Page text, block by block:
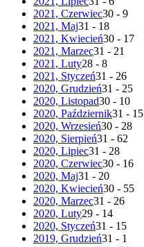
2021, Czerwiec30 - 9
2021, Maj31 - 18
2021, Kwiecień30 - 17
2021, Marzec31 - 21
2021, Luty28 - 8
2021, Styczeń31 - 26
2020, Grudzień31 - 25
2020, Listopad30 - 10
2020, Październik31 - 15
2020, Wrzesień30 - 28
2020, Sierpień31 - 62
2020, Lipiec31 - 28
2020, Czerwiec30 - 16
2020, Maj31 - 20
2020, Kwiecień30 - 55
2020, Marzec31 - 26
2020, Luty29 - 14
2020, Styczeń31 - 15
2019, Grudzień31 - 1